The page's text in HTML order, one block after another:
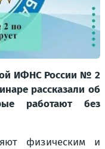
ИФНС России № 2
рассказали об
работают без
физическим и